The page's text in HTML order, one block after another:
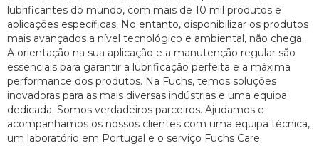
lubrificantes do mundo, com mais de 10 mil produtos e
aplicações específicas. No entanto, disponibilizar os produtos
mais avançados a nível tecnológico e ambiental, não chega.
A orientação na sua aplicação e a manutenção regular são
essenciais para garantir a lubrificação perfeita e a máxima
performance dos produtos. Na Fuchs, temos soluções
inovadoras para as mais diversas indústrias e uma equipa
dedicada. Somos verdadeiros parceiros. Ajudamos e
acompanhamos os nossos clientes com uma equipa técnica,
um laboratório em Portugal e o serviço Fuchs Care.